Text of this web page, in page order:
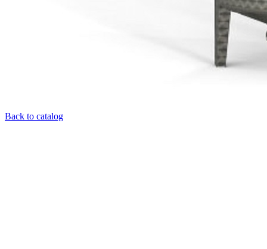
Back to catalog